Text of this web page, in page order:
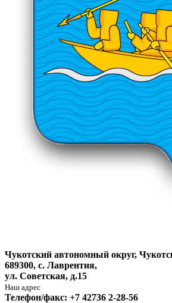
Чукотский автономный округ,
689300, с. Лаврентия,
ул. Советская, д.15
Наш адрес
Телефон/факс: +7 42736 2-28-56